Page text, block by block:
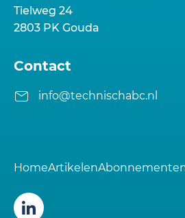
Tielweg 24
2803 PK Gouda
Contact
info@technischabc.nl
HomeArtikelen